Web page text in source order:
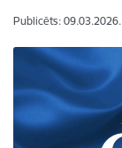
Publicēts: 09.03.2026.